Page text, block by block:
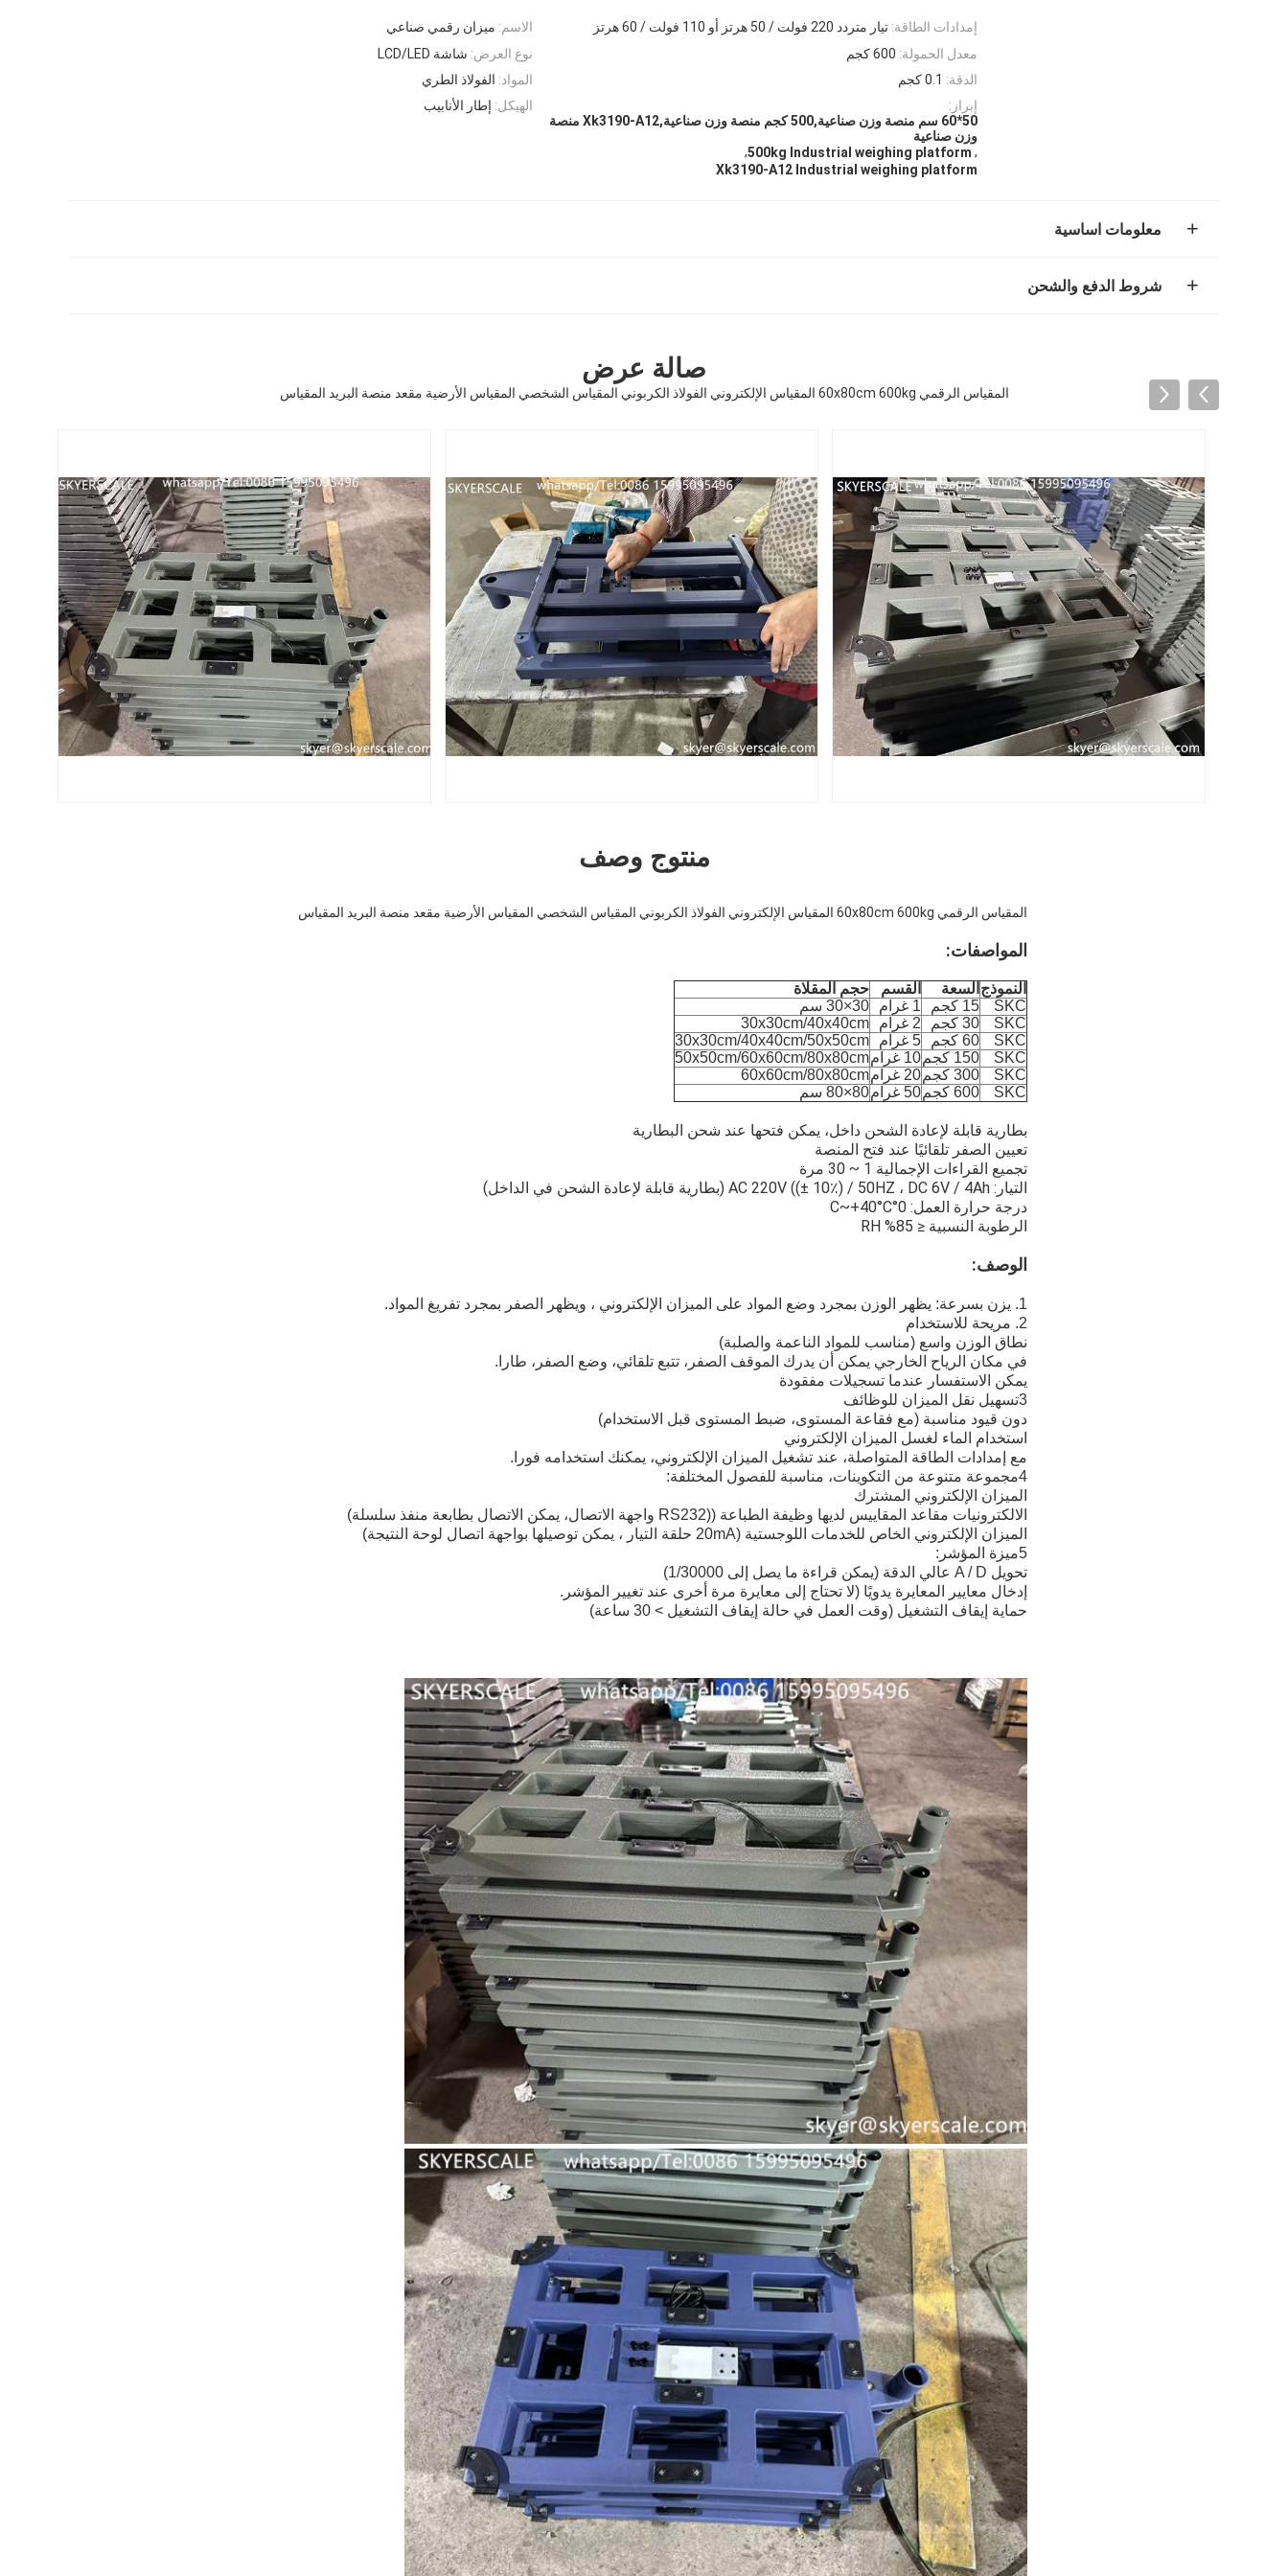
الاسم: ميزان رقمي صناعي إمدادات الطاقة: تيار متردد 220 فولت / 50 هرتز أو 110 فولت / 60 هرتز
نوع العرض: شاشة LCD/LED معدل الحمولة: 600 كجم
المواد: الفولاذ الطري الدقة: 0.1 كجم
الهيكل: إطار الأنابيب
إبراز:
50*60 سم منصة وزن صناعية,500 كجم منصة وزن صناعية,Xk3190-A12 منصة
وزن صناعية
,
500kg Industrial weighing platform
,
Xk3190-A12 Industrial weighing platform
معلومات اساسية
شروط الدفع والشحن
صالة عرض
المقياس الرقمي 60x80cm 600kg المقياس الإلكتروني الفولاذ الكربوني المقياس الشخصي المقياس الأرضية مقعد منصة البريد المقياس
منتوج وصف
المقياس الرقمي 60x80cm 600kg المقياس الإلكتروني الفولاذ الكربوني المقياس الشخصي المقياس الأرضية مقعد منصة البريد المقياس
المواصفات:
النموذج السعة القسم
حجم المقلاة
SKC
15 كجم 1 غرام
30×30 سم
SKC
30 كجم 2 غرام
30x30cm/40x40cm
SKC
60 كجم 5 غرام
30x30cm/40x40cm/50x50cm
SKC
150 كجم 10 غرام
50x50cm/60x60cm/80x80cm
SKC
300 كجم 20 غرام
60x60cm/80x80cm
SKC
600 كجم 50 غرام 80×80 سم
بطارية قابلة لإعادة الشحن داخل، يمكن فتحها عند شحن البطارية
تعيين الصفر تلقائيًا عند فتح المنصة
تجميع القراءات الإجمالية 1 ~ 30 مرة
التيار: AC 220V ((± 10٪) / 50HZ ، DC 6V / 4Ah (بطارية قابلة لإعادة الشحن في الداخل)
درجة حرارة العمل: 0°C~+40°C
الرطوبة النسبية ≤ 85% RH
الوصف:
1. يزن بسرعة: يظهر الوزن بمجرد وضع المواد على الميزان الإلكتروني ، ويظهر الصفر بمجرد تفريغ المواد.
2. مريحة للاستخدام
نطاق الوزن واسع (مناسب للمواد الناعمة والصلبة)
في مكان الرياح الخارجي يمكن أن يدرك الموقف الصفر، تتبع تلقائي، وضع الصفر، طارا.
يمكن الاستفسار عندما تسجيلات مفقودة
3تسهيل نقل الميزان للوظائف
دون قيود مناسبة (مع فقاعة المستوى، ضبط المستوى قبل الاستخدام)
استخدام الماء لغسل الميزان الإلكتروني
مع إمدادات الطاقة المتواصلة، عند تشغيل الميزان الإلكتروني، يمكنك استخدامه فورا.
4مجموعة متنوعة من التكوينات، مناسبة للفصول المختلفة:
الميزان الإلكتروني المشترك
الالكترونيات مقاعد المقاييس لديها وظيفة الطباعة ((RS232 واجهة الاتصال، يمكن الاتصال بطابعة منفذ سلسلة)
الميزان الإلكتروني الخاص للخدمات اللوجستية (20mA حلقة التيار ، يمكن توصيلها بواجهة اتصال لوحة النتيجة)
5ميزة المؤشر:
تحويل A / D عالي الدقة (يمكن قراءة ما يصل إلى 1/30000)
إدخال معايير المعايرة يدويًا (لا تحتاج إلى معايرة مرة أخرى عند تغيير المؤشر.
حماية إيقاف التشغيل (وقت العمل في حالة إيقاف التشغيل > 30 ساعة)